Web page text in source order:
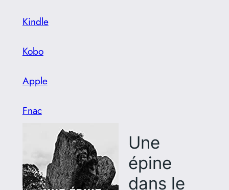
Kindle
Kobo
Apple
Fnac
Une
épine
dans le